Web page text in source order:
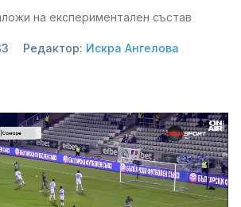
на експериментален състав
Редактор: Искра Ангелова